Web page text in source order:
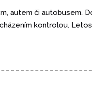
autem či autobusem.
kontrolou.